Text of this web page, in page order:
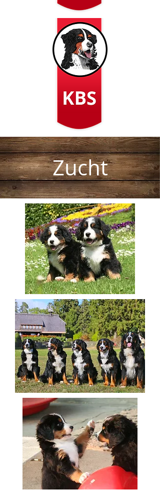
Zucht